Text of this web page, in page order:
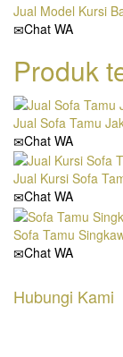
Jual Model Kursi
Chat WA
Produk
Jual Sofa Tamu
Chat WA
Jual Kursi Sofa
Chat WA
Sofa Tamu
Chat WA
Hubungi Kami